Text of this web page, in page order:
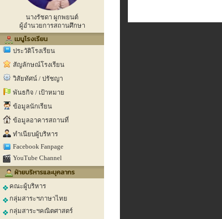
นางรัชดา ผูกพยนต์
ผู้อำนวยการสถานศึกษา
เมนูโรงเรียน
ประวัติโรงเรียน
สัญลักษณ์โรงเรียน
วิสัยทัศน์ / ปรัชญา
พันธกิจ / เป้าหมาย
ข้อมูลนักเรียน
ข้อมูลอาคารสถานที่
ทำเนียบผู้บริหาร
Facebook Fanpage
YouTube Channel
ฝ่ายบริหารและบุคลากร
คณะผู้บริหาร
กลุ่มสาระฯภาษาไทย
กลุ่มสาระฯคณิตศาสตร์